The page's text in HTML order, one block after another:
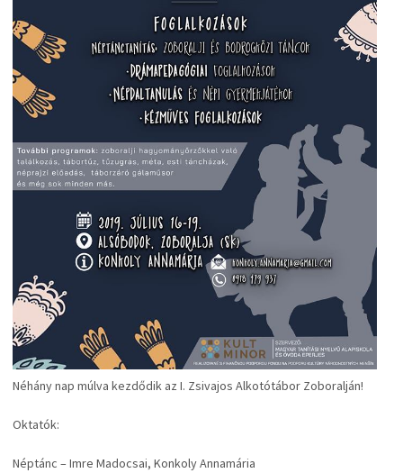
Néhány nap múlva kezdődik az I. Zsivajos Alkotótábor Zoboralján!
Oktatók:
Néptánc – Imre Madocsai, Konkoly Annamária